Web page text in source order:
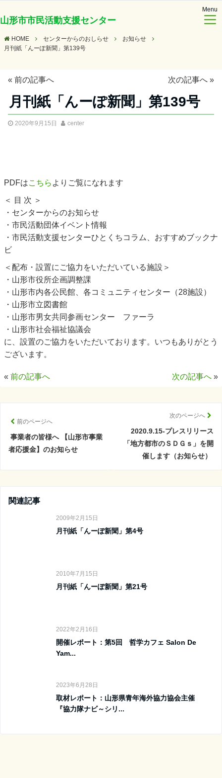
山形市市民活動支援センター
Menu
HOME センターからのおしらせ
お知らせ
月刊紙「んーぽ新聞」第139号
« 前の記事へ 次の記事へ »
月刊紙「んーぽ新聞」第139号
2020年9月15日 center
PDFはこちら よりご覧になれます
＜ 目 次 ＞
・センターからのお知らせ
・市民活動団体イベント情報
・市民活動支援センターひとくちコラム、おすすめブックナ
ビ
＜配布・設置にご協力をいただいている施設＞
・山形市役所企画調整課
・山形市内各公民館、各コミュニティセンター（28施設）
・山形市立図書館
・山形市男女共同参画センター ファーラ
・山形市社会福祉協議会
に、設置のご協力をいただいております。いつもありがとう
ございます。
« 前の記事へ 次の記事へ »
前のページへ
事業者の皆様へ 【山形市事業
者応援金】のお知らせ
次のページへ
2020.9.15-プレスリリース
「地方都市のＳＤＧｓ」を開
催します（お知らせ）
関連記事
2009年2月15日
月刊紙「んーぽ新聞」第4号
2010年7月15日
月刊紙「んーぽ新聞」第21号
2022年2月16日
開催レポート：第5回 哲学カフェ Salon De
Yam...
2023年6月28日
取材レポート：山形県青年海外協力協会主催
『協力隊ナビ～シリ...